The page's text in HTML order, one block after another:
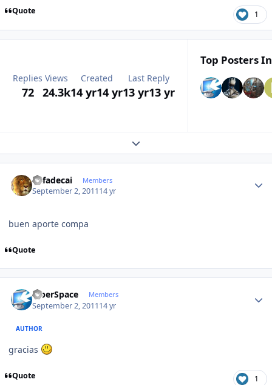
Quote 1
Replies
72
Views
24.3k
Created
14 yr14 yr
Last Reply
13 yr13 yr
Top Posters
Expand topic overview
Rafadecai Members
September 2, 201114 yr
buen aporte compa
Quote
CiberSpace Members
September 2, 201114 yr
AUTHOR
gracias
Quote 1